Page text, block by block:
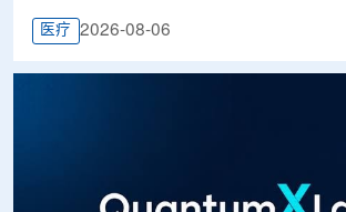
医疗 2026-08-06